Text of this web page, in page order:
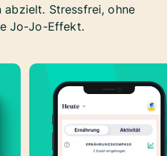
abzielt. Stressfrei, ohne
Jo-Jo-Effekt.